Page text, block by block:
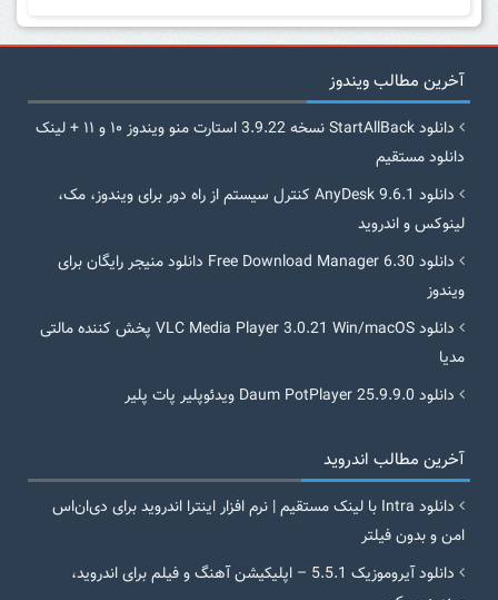
آخرین مطالب ویندوز
دانلود StartAllBack نسخه 3.9.22 استارت منو ویندوز ۱۰ و ۱۱ + لینک
دانلود مستقیم
دانلود AnyDesk 9.6.1 کنترل سیستم از راه دور برای ویندوز، مک،
لینوکس و اندروید
دانلود Free Download Manager 6.30 دانلود منیجر رایگان برای
ویندوز
دانلود VLC Media Player 3.0.21 Win/macOS پخش کننده مالتی
مدیا
دانلود Daum PotPlayer 25.9.9.0 ویدئوپلیر پات پلیر
آخرین مطالب اندروید
دانلود Intra با لینک مستقیم | نرم افزار اینترا اندروید برای دی‌ان‌اس
امن و بدون فیلتر
دانلود آیروموزیک 5.5.1 – اپلیکیشن آهنگ و فیلم برای اندروید،